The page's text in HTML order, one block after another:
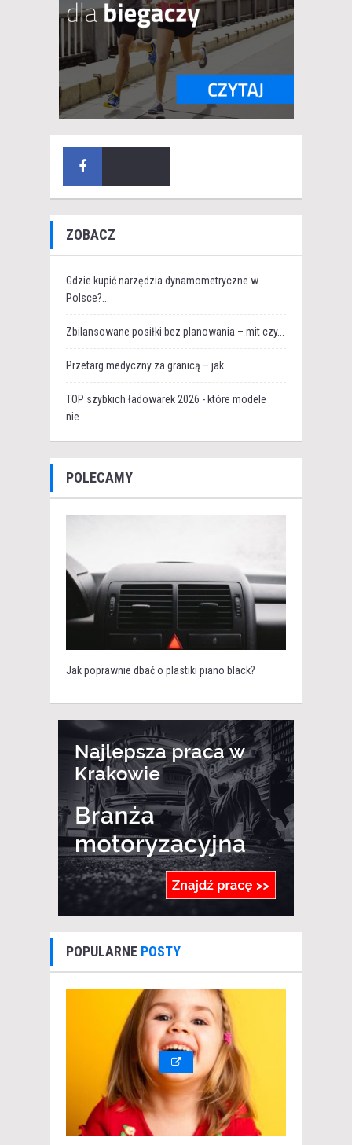
ZOBACZ
Gdzie kupić narzędzia dynamometryczne w
Polsce?...
Zbilansowane posiłki bez planowania – mit czy...
Przetarg medyczny za granicą – jak...
TOP szybkich ładowarek 2026 - które modele
nie...
POLECAMY
Jak poprawnie dbać o plastiki piano black?
POPULARNE POSTY